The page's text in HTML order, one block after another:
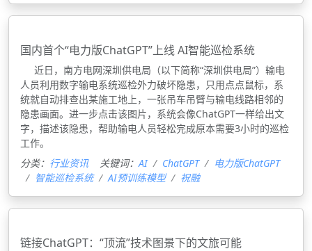
国内首个“电力版ChatGPT”上线 AI智能巡检系统
近日，南方电网深圳供电局（以下简称“深圳供电局”）输电
人员利用数字输电系统巡检外力破坏隐患，只用点点鼠标，系
统就自动排查出某施工地上，一张吊车吊臂与输电线路相邻的
隐患画面。进一步点击该图片，系统会像ChatGPT一样给出文
字，描述该隐患，帮助输电人员轻松完成原本需要3小时的巡检
工作。
分类： 行业资讯 关键词： AI ChatGPT
电力版ChatGPT
智能巡检系统
AI预训练模型 祝融
链接ChatGPT：“顶流”技术图景下的文旅可能